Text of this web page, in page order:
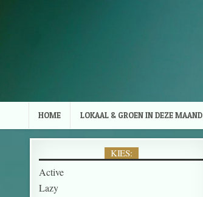
HOME LOKAAL & GROEN IN DEZE MAAND
KIES:
Active
Lazy